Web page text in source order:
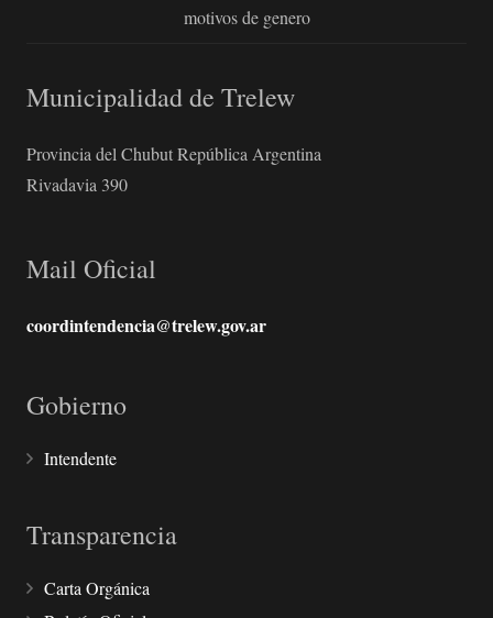
motivos de genero
Municipalidad de Trelew
Provincia del Chubut República Argentina
Rivadavia 390
Mail Oficial
coordintendencia@trelew.gov.ar
Gobierno
Intendente
Transparencia
Carta Orgánica